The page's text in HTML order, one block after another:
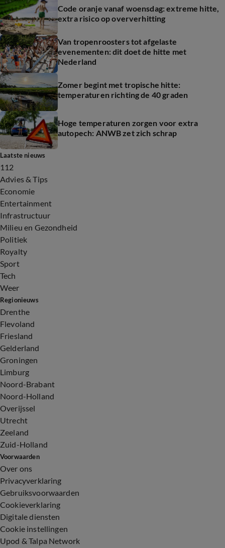
Code oranje vanaf woensdag: extreme hitte,
extra risico op oververhitting
Van tropenroosters tot afgelaste
evenementen: dit doet de hitte met
Nederland
Zomer begint met tropische hitte:
temperaturen richting de 40 graden
Hoge temperaturen zorgen voor extra
autopech: ANWB zet zich schrap
Laatste nieuws
112
Advies & Tips
Economie
Entertainment
Infrastructuur
Milieu en Gezondheid
Politiek
Royalty
Sport
Tech
Weer
Regionieuws
Drenthe
Flevoland
Friesland
Gelderland
Groningen
Limburg
Noord-Brabant
Noord-Holland
Overijssel
Utrecht
Zeeland
Zuid-Holland
Voorwaarden
Over ons
Privacyverklaring
Gebruiksvoorwaarden
Cookieverklaring
Digitale diensten
Cookie instellingen
Upod & Talpa Network